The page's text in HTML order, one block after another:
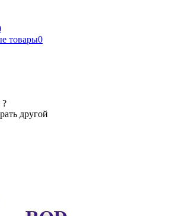
товары0
?
другой